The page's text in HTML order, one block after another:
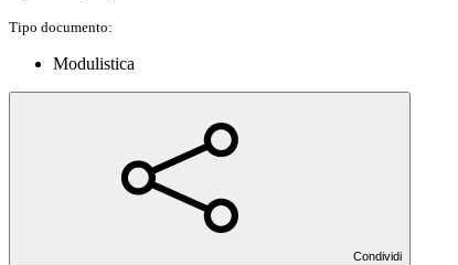
Tipo documento:
Modulistica
Condividi